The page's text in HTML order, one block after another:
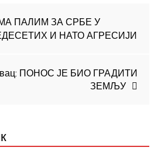
ПАЛИМ ЗА СРБЕ У
И НАТО АГРЕСИЈИ
ПОНОС ЈЕ БИО ГРАДИТИ
ЗЕМЉУ